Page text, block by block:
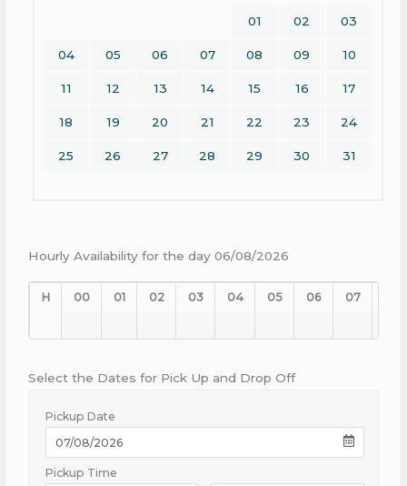
01 02 03
04 05 06 07 08 09 10
11 12 13 14 15 16 17
18 19 20 21 22 23 24
25 26 27 28 29 30 31
Hourly Availability for the day 06/08/2026
H 00 01 02 03 04 05 06 07
Select the Dates for Pick Up and Drop Off
Pickup Date
Pickup Time